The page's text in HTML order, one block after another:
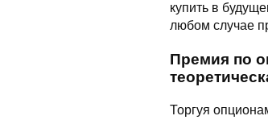
купить в
любом случае
Премия по
Торгуя